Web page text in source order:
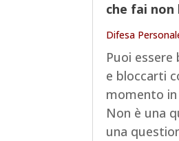
che fai non
Difesa
Puoi
e bloccarti
momento
Non è una
una